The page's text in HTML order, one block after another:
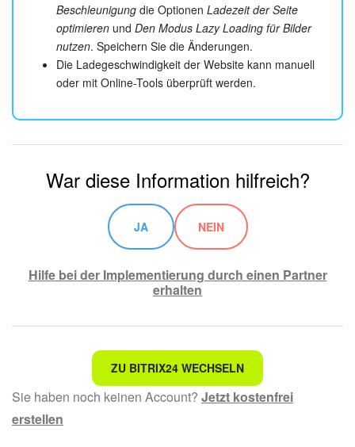
Beschleunigung die Optionen Ladezeit der Seite
optimieren und Den Modus Lazy Loading für Bilder
nutzen. Speichern Sie die Änderungen.
Die Ladegeschwindigkeit der Website kann manuell
oder mit Online-Tools überprüft werden.
War diese Information hilfreich?
JA NEIN
Hilfe bei der Implementierung durch einen Partner
erhalten
Nicht das, wonach ich suche.
Kompliziert und unverständlich formuliert.
ZU BITRIX24 WECHSELN
Sie haben noch keinen Account? Jetzt kostenfrei
erstellen